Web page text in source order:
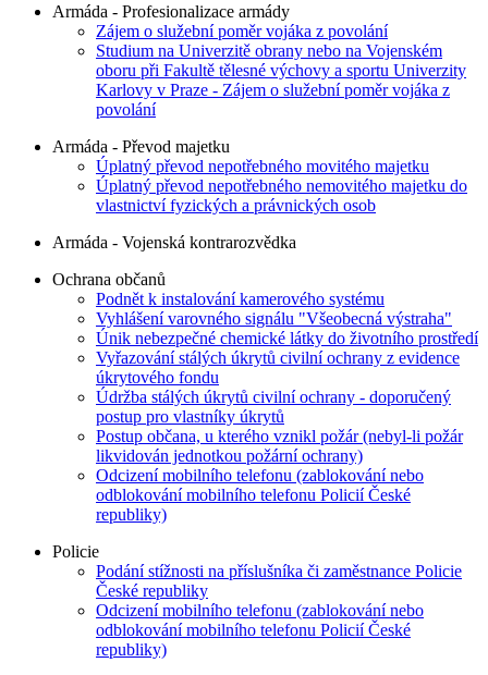
Armáda - Profesionalizace armády
Zájem o služební poměr vojáka z povolání
Studium na Univerzitě obrany nebo na Vojenském
oboru při Fakultě tělesné výchovy a sportu Univerzity
Karlovy v Praze - Zájem o služební poměr vojáka z
povolání
Armáda - Převod majetku
Úplatný převod nepotřebného movitého majetku
Úplatný převod nepotřebného nemovitého majetku do
vlastnictví fyzických a právnických osob
Armáda - Vojenská kontrarozvědka
Ochrana občanů
Podnět k instalování kamerového systému
Vyhlášení varovného signálu "Všeobecná výstraha"
Únik nebezpečné chemické látky do životního prostředí
Vyřazování stálých úkrytů civilní ochrany z evidence
úkrytového fondu
Údržba stálých úkrytů civilní ochrany - doporučený
postup pro vlastníky úkrytů
Postup občana, u kterého vznikl požár (nebyl-li požár
likvidován jednotkou požární ochrany)
Odcizení mobilního telefonu (zablokování nebo
odblokování mobilního telefonu Policií České
republiky)
Policie
Podání stížnosti na příslušníka či zaměstnance Policie
České republiky
Odcizení mobilního telefonu (zablokování nebo
odblokování mobilního telefonu Policií České
republiky)